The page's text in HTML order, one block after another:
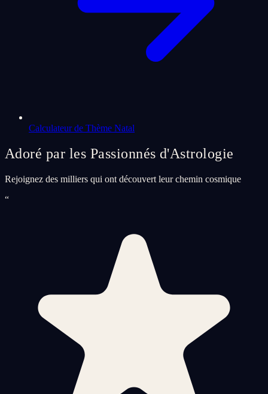
Calculateur de Thème Natal
Adoré par les Passionnés d'Astrologie
Rejoignez des milliers qui ont découvert leur chemin cosmique
“